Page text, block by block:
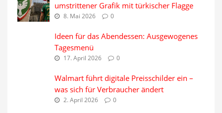
umstrittener Grafik mit türkischer Flagge
8. Mai 2026 0
Ideen für das Abendessen: Ausgewogenes
Tagesmenü
17. April 2026 0
Walmart führt digitale Preisschilder ein –
was sich für Verbraucher ändert
2. April 2026 0